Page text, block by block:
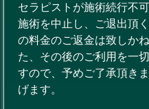
セラピストが施術続行不
施術を中止し、ご退出頂
の料金のご返金は致しか
た、その後のご利用を一
すので、予めご了承頂き
げます。